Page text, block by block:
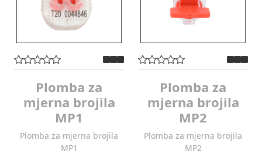
Plomba za
mjerna brojila
MP1
Plomba za mjerna brojila
MP1
Plomba za
mjerna brojila
MP2
Plomba za mjerna brojila
MP2